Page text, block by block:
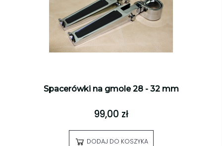
Spacerówki na gmole 28 - 32 mm
99,00 zł
DODAJ DO KOSZYKA